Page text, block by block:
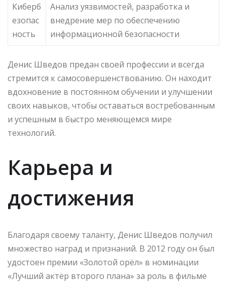
Киберб
езопас
ность
Анализ уязвимостей, разработка и
внедрение мер по обеспечению
информационной безопасности
Денис Шведов предан своей профессии и всегда
стремится к самосовершенствованию. Он находит
вдохновение в постоянном обучении и улучшении
своих навыков, чтобы оставаться востребованным
и успешным в быстро меняющемся мире
технологий.
Карьера и
достижения
Благодаря своему таланту, Денис Шведов получил
множество наград и признаний. В 2012 году он был
удостоен премии «Золотой орёл» в номинации
«Лучший актёр второго плана» за роль в фильме